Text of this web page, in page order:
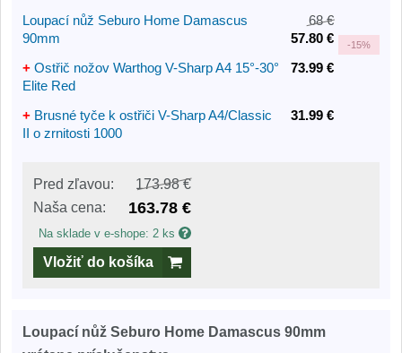
Loupací nůž Seburo Home Damascus
90mm
68 €
57.80 €
-15%
+ Ostřič nožov Warthog V-Sharp A4 15°-30°
Elite Red
73.99 €
+ Brusné tyče k ostřiči V-Sharp A4/Classic
II o zrnitosti 1000
31.99 €
Pred zľavou:
173.98 €
Naša cena:
163.78 €
Na sklade v e-shope: 2 ks
Vložiť do košíka
Loupací nůž Seburo Home Damascus 90mm